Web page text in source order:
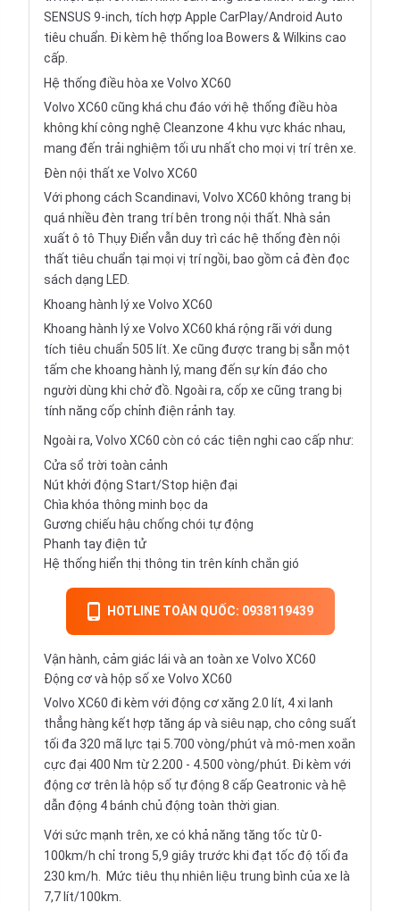
SENSUS 9-inch, tích hợp Apple CarPlay/Android Auto
tiêu chuẩn. Đi kèm hệ thống loa Bowers & Wilkins cao
cấp.
Hệ thống điều hòa xe Volvo XC60
Volvo XC60 cũng khá chu đáo với hệ thống điều hòa
không khí công nghệ Cleanzone 4 khu vực khác nhau,
mang đến trải nghiệm tối ưu nhất cho mọi vị trí trên xe.
Đèn nội thất xe Volvo XC60
Với phong cách Scandinavi, Volvo XC60 không trang bị
quá nhiều đèn trang trí bên trong nội thất. Nhà sản
xuất ô tô Thụy Điển vẫn duy trì các hệ thống đèn nội
thất tiêu chuẩn tại mọi vị trí ngồi, bao gồm cả đèn đọc
sách dạng LED.
Khoang hành lý xe Volvo XC60
Khoang hành lý xe Volvo XC60 khá rộng rãi với dung
tích tiêu chuẩn 505 lít. Xe cũng được trang bị sẵn một
tấm che khoang hành lý, mang đến sự kín đáo cho
người dùng khi chở đồ. Ngoài ra, cốp xe cũng trang bị
tính năng cốp chỉnh điện rảnh tay.
Ngoài ra, Volvo XC60 còn có các tiện nghi cao cấp như:
Cửa sổ trời toàn cảnh
Nút khởi động Start/Stop hiện đại
Chìa khóa thông minh bọc da
Gương chiếu hậu chống chói tự động
Phanh tay điện tử
Hệ thống hiển thị thông tin trên kính chắn gió
HOTLINE TOÀN QUỐC: 0938119439
Vận hành, cảm giác lái và an toàn xe Volvo XC60
Động cơ và hộp số xe Volvo XC60
Volvo XC60 đi kèm với động cơ xăng 2.0 lít, 4 xi lanh
thẳng hàng kết hợp tăng áp và siêu nạp, cho công suất
tối đa 320 mã lực tại 5.700 vòng/phút và mô-men xoắn
cực đại 400 Nm từ 2.200 - 4.500 vòng/phút. Đi kèm với
động cơ trên là hộp số tự động 8 cấp Geatronic và hệ
dẫn động 4 bánh chủ động toàn thời gian.
Với sức mạnh trên, xe có khả năng tăng tốc từ 0-
100km/h chỉ trong 5,9 giây trước khi đạt tốc độ tối đa
230 km/h. Mức tiêu thụ nhiên liệu trung bình của xe là
7,7 lít/100km.